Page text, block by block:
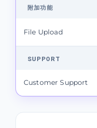
附加功能
File Upload
SUPPORT
Customer Support